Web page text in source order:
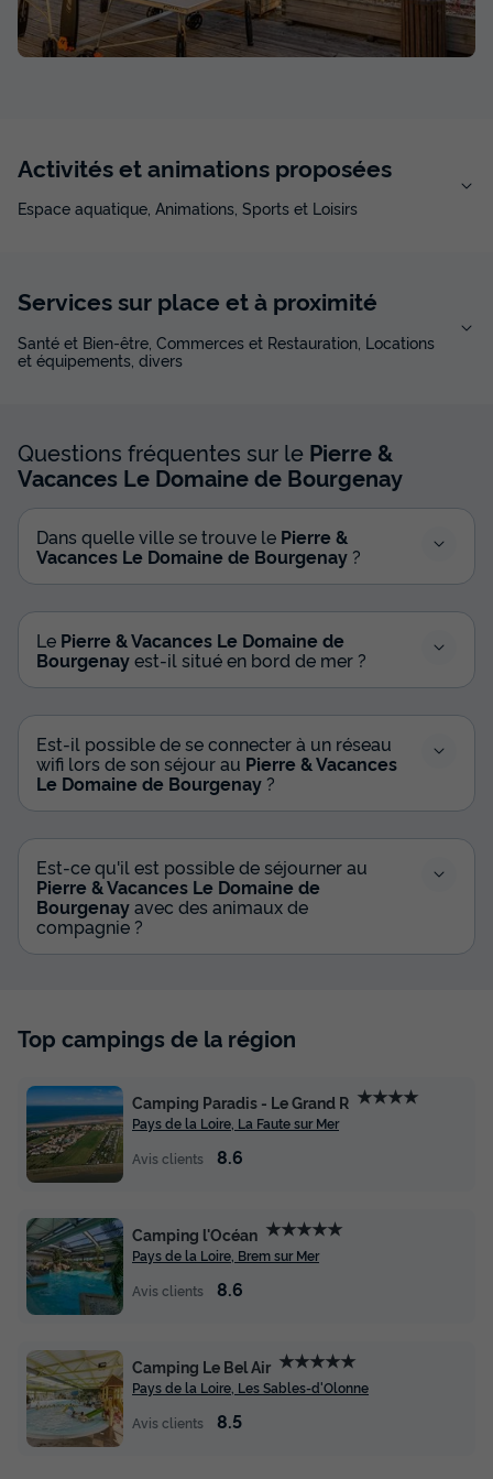
Activités et animations proposées
Espace aquatique, Animations, Sports et Loisirs
Services sur place et à proximité
Santé et Bien-être, Commerces et Restauration, Locations
et équipements, divers
Questions fréquentes sur le Pierre &
Vacances Le Domaine de Bourgenay
Dans quelle ville se trouve le Pierre &
Vacances Le Domaine de Bourgenay ?
Le Pierre & Vacances Le Domaine de
Bourgenayest-il situé en bord de mer ?
Est-il possible de se connecter à un réseau
wifi lors de son séjour au Pierre & Vacances
Le Domaine de Bourgenay ?
Est-ce qu'il est possible de séjourner au
Pierre & Vacances Le Domaine de
Bourgenayavec des animaux de
compagnie ?
Top campings de la région
Camping Paradis - Le Grand R ★★★★
Pays de la Loire, La Faute sur Mer
Avis clients
8.6
Camping l'Océan ★★★★★
Pays de la Loire, Brem sur Mer
Avis clients
8.6
Camping Le Bel Air ★★★★★
Pays de la Loire, Les Sables-d'Olonne
Avis clients
8.5